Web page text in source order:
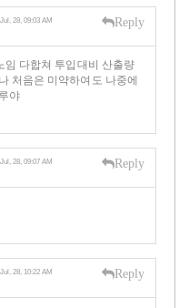
Jul, 28, 09:03 AM Reply
임 다합쳐 투입대비 산출량
처음은 미약하여도 나중에
야
Jul, 28, 09:07 AM Reply
Jul, 28, 10:22 AM Reply